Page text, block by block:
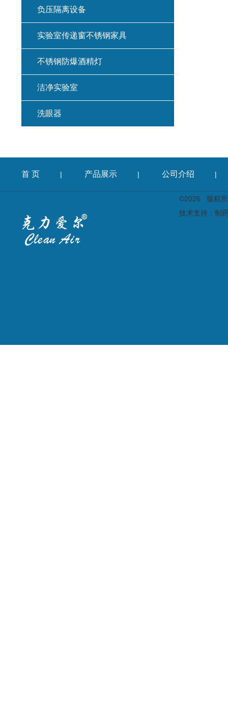
负压隔离设备
实验室传递窗不锈钢家具
不锈钢防爆酒精灯
洁净实验室
洗眼器
首 页 | 产品展示 | 公司介绍 |
©2026 版权所
技术支持： 制